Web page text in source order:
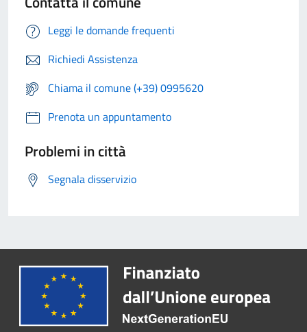
Leggi le domande frequenti
Richiedi Assistenza
Chiama il comune (+39) 0995620
Prenota un appuntamento
Problemi in città
Segnala disservizio